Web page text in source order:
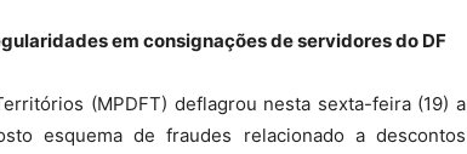
em consignações de servidores do DF
(MPDFT) deflagrou nesta sexta-feira (19) a
esquema de fraudes relacionado a descontos